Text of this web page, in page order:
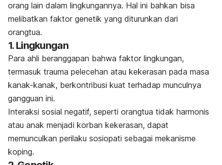
orang lain dalam lingkungannya. Hal ini bahkan bisa
melibatkan faktor genetik yang diturunkan dari
orangtua.
1. Lingkungan
Para ahli beranggapan bahwa faktor lingkungan,
termasuk trauma pelecehan atau kekerasan pada masa
kanak-kanak, berkontribusi kuat terhadap munculnya
gangguan ini.
Interaksi sosial negatif, seperti orangtua tidak harmonis
atau anak menjadi korban kekerasan, dapat
memunculkan perilaku sosiopati sebagai mekanisme
koping.